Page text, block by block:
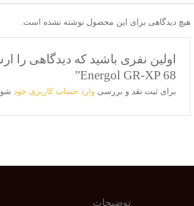
هیچ دیدگاهی برای این محصول نوشته نشده است.
Energol GR-XP 68”
برای ثبت نقد و بررسی وارد حساب کاربری خود
توضیحات